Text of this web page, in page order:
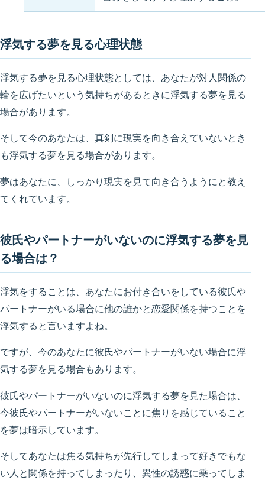
浮気する夢を見る心理状態
浮気する夢を見る心理状態としては、あなたが対人関係の
輪を広げたいという気持ちがあるときに浮気する夢を見る
場合があります。
そして今のあなたは、真剣に現実を向き合えていないとき
も浮気する夢を見る場合があります。
夢はあなたに、しっかり現実を見て向き合うようにと教え
てくれています。
彼氏やパートナーがいないのに浮気する夢を見
る場合は？
浮気をすることは、あなたにお付き合いをしている彼氏や
パートナーがいる場合に他の誰かと恋愛関係を持つことを
浮気すると言いますよね。
ですが、今のあなたに彼氏やパートナーがいない場合に浮
気する夢を見る場合もあります。
彼氏やパートナーがいないのに浮気する夢を見た場合は、
今彼氏やパートナーがいないことに焦りを感じていること
を夢は暗示しています。
そしてあなたは焦る気持ちが先行してしまって好きでもな
い人と関係を持ってしまったり、異性の誘惑に乗ってしま